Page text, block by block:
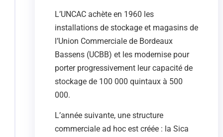
L’UNCAC achète en 1960 les
installations de stockage et magasins de
l’Union Commerciale de Bordeaux
Bassens (UCBB) et les modernise pour
porter progressivement leur capacité de
stockage de 100 000 quintaux à 500
000.
L’année suivante, une structure
commerciale ad hoc est créée : la Sica